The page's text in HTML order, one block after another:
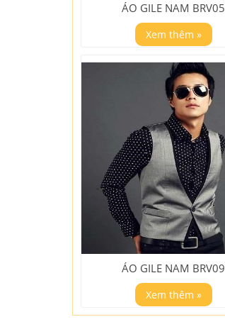
ÁO GILE NAM BRV05
Xem thêm »
ÁO GILE NAM BRV09
Xem thêm »